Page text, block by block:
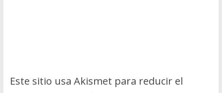
Este sitio usa Akismet para reducir el